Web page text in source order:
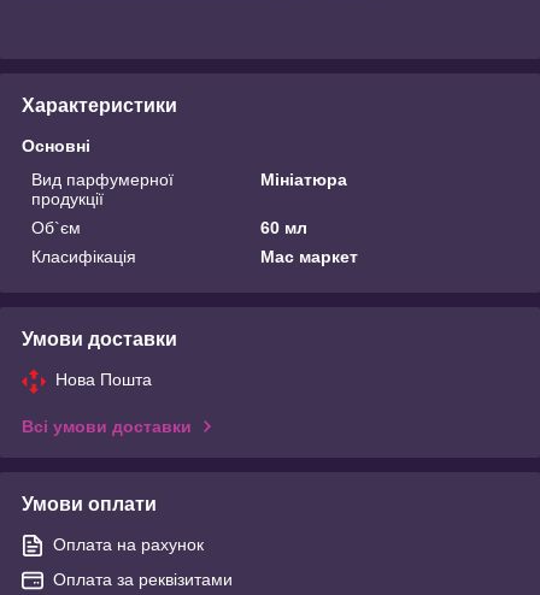
Характеристики
Основні
Вид парфумерної
продукції
Мініатюра
Об`єм
60 мл
Класифікація
Мас маркет
Умови доставки
Нова Пошта
Всі умови доставки
Умови оплати
Оплата на рахунок
Оплата за реквізитами